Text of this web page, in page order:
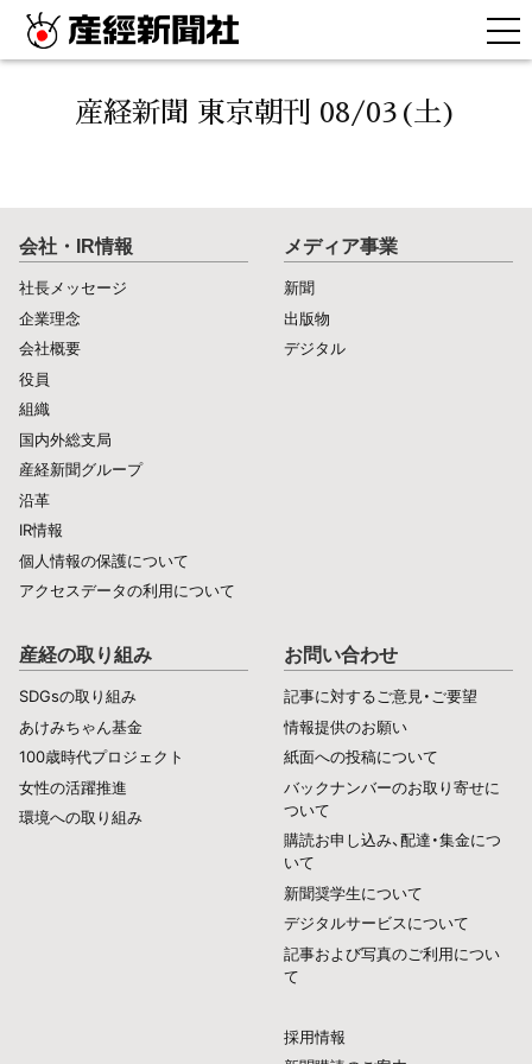
産経新聞 東京朝刊 08/03(土)
会社・IR情報
社長メッセージ
企業理念
会社概要
役員
組織
国内外総支局
産経新聞グループ
沿革
IR情報
個人情報の保護について
アクセスデータの利用について
メディア事業
新聞
出版物
デジタル
産経の取り組み
SDGsの取り組み
あけみちゃん基金
100歳時代プロジェクト
女性の活躍推進
環境への取り組み
お問い合わせ
記事に対するご意見・ご要望
情報提供のお願い
紙面への投稿について
バックナンバーのお取り寄せに
ついて
購読お申し込み、配達・集金につ
いて
新聞奨学生について
デジタルサービスについて
記事および写真のご利用につい
て
採用情報